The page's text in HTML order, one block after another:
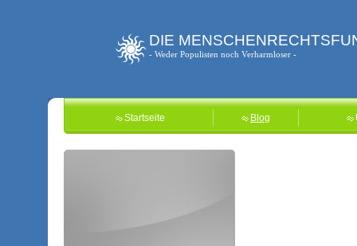
DIE
- Weder Populisten noch Verharmloser -
Startseite Blog